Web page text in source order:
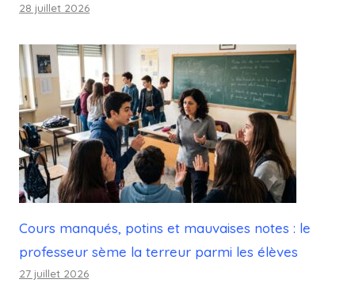
28 juillet 2026
Cours manqués, potins et mauvaises notes : le
professeur sème la terreur parmi les élèves
27 juillet 2026